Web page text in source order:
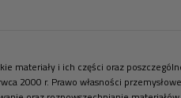
materiały i ich części oraz
2000 r. Prawo własności